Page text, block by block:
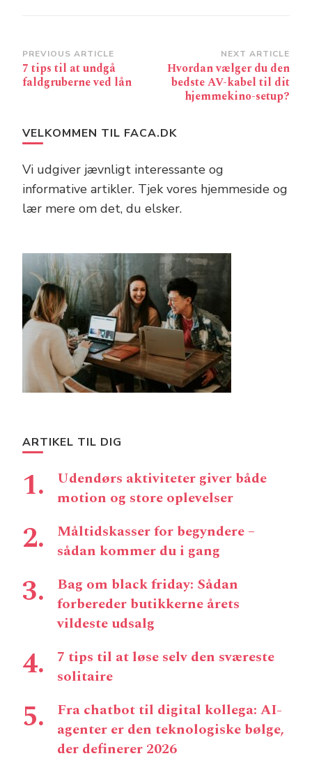
Post
Navigation
PREVIOUS ARTICLE
7 tips til at undgå
faldgruberne ved lån
NEXT ARTICLE
Hvordan vælger du den
bedste AV-kabel til dit
hjemmekino-setup?
VELKOMMEN TIL FACA.DK
Vi udgiver jævnligt interessante og
informative artikler. Tjek vores hjemmeside og
lær mere om det, du elsker.
ARTIKEL TIL DIG
Udendørs aktiviteter giver både
motion og store oplevelser
Måltidskasser for begyndere –
sådan kommer du i gang
Bag om black friday: Sådan
forbereder butikkerne årets
vildeste udsalg
7 tips til at løse selv den sværeste
solitaire
Fra chatbot til digital kollega: AI-
agenter er den teknologiske bølge,
der definerer 2026